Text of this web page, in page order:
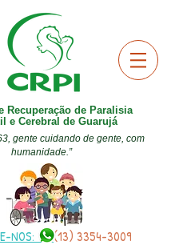
Recuperação de Paralisia
e Cerebral de Guarujá
gente cuidando de gente, com
humanidade.”
NOS:(13) 3354-3009